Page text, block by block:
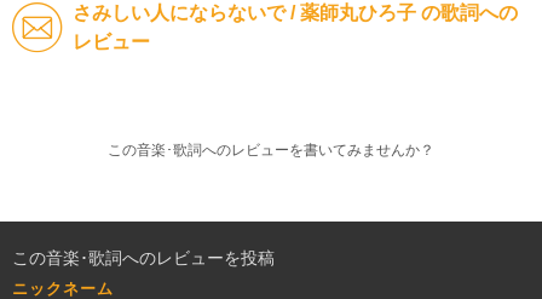
さみしい人にならないで / 薬師丸ひろ子 の歌詞への
レビュー
この音楽･歌詞へのレビューを書いてみませんか？
この音楽･歌詞へのレビューを投稿
ニックネーム